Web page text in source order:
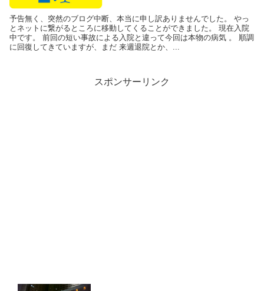
予告無く、突然のブログ中断、本当に申し訳ありませんでした。 やっ
とネットに繋がるところに移動してくることができました。 現在入院
中です。 前回の短い事故による入院と違って今回は本物の病気 。 順調
に回復してきていますが、まだ 来週退院とか、...
スポンサーリンク